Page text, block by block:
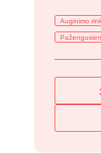
Auginimo